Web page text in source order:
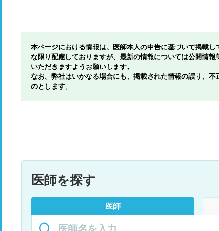
本ページにおける情報は、医師本人の申告に基づいて掲載
な限り配慮しておりますが、最新の情報については公開情
いただきますようお願いします。
なお、弊社はいかなる場合にも、掲載された情報の誤り、
のとします。
医師を探す
医師